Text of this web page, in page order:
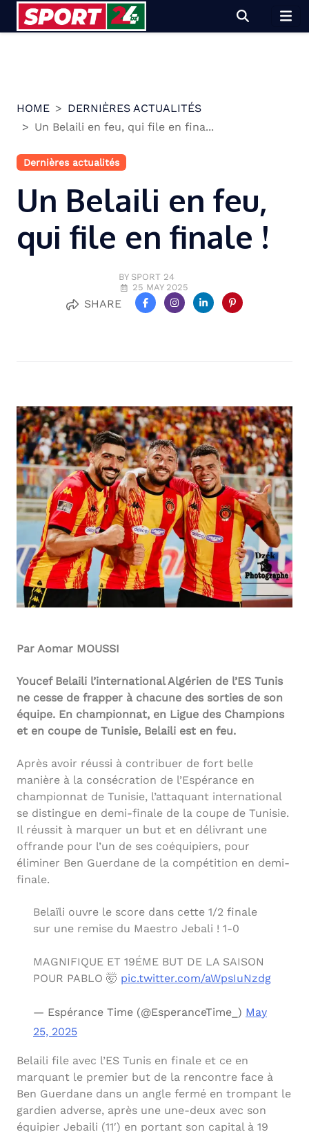
HOME
DERNIÈRES ACTUALITÉS
Un Belaili en feu, qui file en fina...
Dernières actualités
Un Belaili en feu,
qui file en finale !
BY SPORT 24
25 MAY 2025
SHARE
Par Aomar MOUSSI
Youcef Belaili l’international Algérien de l’ES Tunis
ne cesse de frapper à chacune des sorties de son
équipe. En championnat, en Ligue des Champions
et en coupe de Tunisie, Belaili est en feu.
Après avoir réussi à contribuer de fort belle
manière à la consécration de l’Espérance en
championnat de Tunisie, l’attaquant international
se distingue en demi-finale de la coupe de Tunisie.
Il réussit à marquer un but et en délivrant une
offrande pour l’un de ses coéquipiers, pour
éliminer Ben Guerdane de la compétition en demi-
finale.
Belaïli ouvre le score dans cette 1/2 finale
sur une remise du Maestro Jebali ! 1-0
MAGNIFIQUE ET 19ÉME BUT DE LA SAISON
POUR PABLO 🤯 pic.twitter.com/aWpsIuNzdg
— Espérance Time (@EsperanceTime_) May
25, 2025
Belaili file avec l’ES Tunis en finale et ce en
marquant le premier but de la rencontre face à
Ben Guerdane dans un angle fermé en trompant le
gardien adverse, après une une-deux avec son
équipier Jebaili (11′) en portant son capital à 19